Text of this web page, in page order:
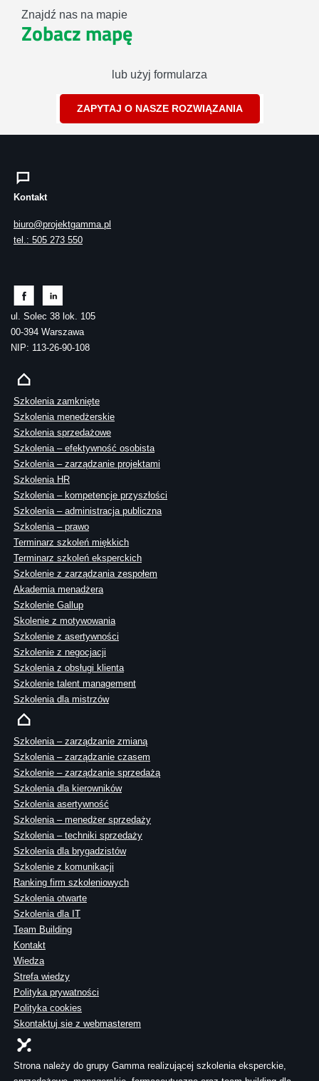
Znajdź nas na mapie
Zobacz mapę
lub użyj formularza
ZAPYTAJ O NASZE ROZWIĄZANIA
Kontakt
biuro@projektgamma.pl
tel.: 505 273 550
ul. Solec 38 lok. 105
00-394 Warszawa
NIP: 113-26-90-108
Szkolenia zamknięte
Szkolenia menedżerskie
Szkolenia sprzedażowe
Szkolenia – efektywność osobista
Szkolenia – zarządzanie projektami
Szkolenia HR
Szkolenia – kompetencje przyszłości
Szkolenia – administracja publiczna
Szkolenia – prawo
Terminarz szkoleń miękkich
Terminarz szkoleń eksperckich
Szkolenie z zarządzania zespołem
Akademia menadżera
Szkolenie Gallup
Skolenie z motywowania
Szkolenie z asertywności
Szkolenie z negocjacji
Szkolenia z obsługi klienta
Szkolenie talent management
Szkolenia dla mistrzów
Szkolenia – zarządzanie zmianą
Szkolenia – zarządzanie czasem
Szkolenie – zarządzanie sprzedażą
Szkolenia dla kierowników
Szkolenia asertywność
Szkolenia – menedżer sprzedaży
Szkolenia – techniki sprzedaży
Szkolenia dla brygadzistów
Szkolenie z komunikacji
Ranking firm szkoleniowych
Szkolenia otwarte
Szkolenia dla IT
Team Building
Kontakt
Wiedza
Strefa wiedzy
Polityka prywatności
Polityka cookies
Skontaktuj sie z webmasterem
Strona należy do grupy Gamma realizującej szkolenia eksperckie,